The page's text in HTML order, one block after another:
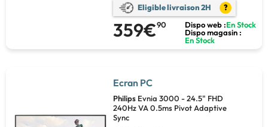
Eligible livraison 2H ?
359€90 Dispo web :En Stock
Dispo magasin :
En Stock
Ecran PC
Philips Evnia 3000 - 24.5" FHD
240Hz VA 0.5ms Pivot Adaptive
Sync